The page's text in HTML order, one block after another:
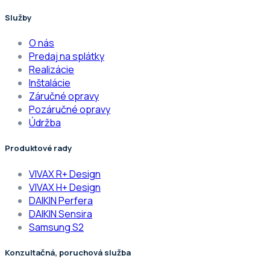
Služby
O nás
Predaj na splátky
Realizácie
Inštalácie
Záručné opravy
Pozáručné opravy
Údržba
Produktové rady
VIVAX R+ Design
VIVAX H+ Design
DAIKIN Perfera
DAIKIN Sensira
Samsung S2
Konzultačná, poruchová služba